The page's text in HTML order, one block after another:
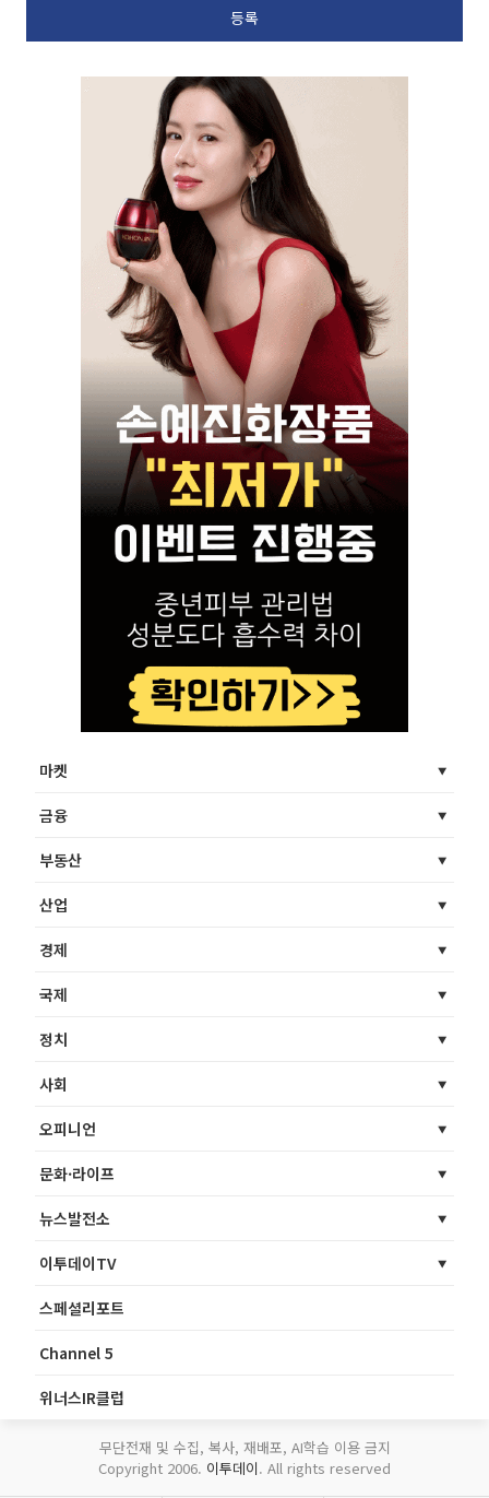
마켓
금융
부동산
산업
경제
국제
정치
사회
오피니언
문화·라이프
뉴스발전소
이투데이TV
스페셜리포트
Channel 5
위너스IR클럽
무단전재 및 수집, 복사, 재배포, AI학습 이용 금지
Copyright 2006. 이투데이. All rights reserved